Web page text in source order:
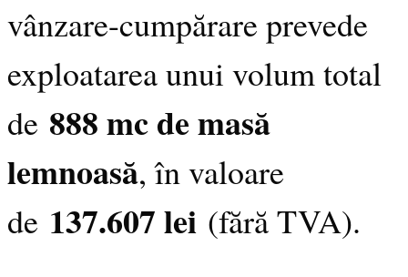
vânzare-cumpărare prevede
exploatarea unui volum total
de 888 mc de masă
lemnoasă, în valoare
de 137.607 lei (fără TVA).